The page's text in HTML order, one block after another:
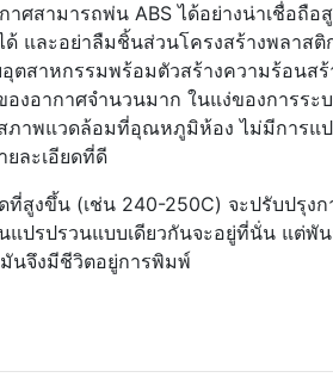
ศสามารถพ่น ABS ได้อย่างน่าเชื่อถือ
ด้ และอย่าลืมชิ้นส่วนโครงสร้างพลาส
ตสาหกรรมพร้อมตัวสร้างความร้อนส
องอากาศจำนวนมาก ในแง่ของการร
ภาพแวดล้อมที่อุณหภูมิห้อง ไม่มีการแป
ยละเอียดที่ดี
งขึ้น (เช่น 240-250C) จะปรับปรุงกา
แปรปรวนแบบเดียวกันจะอยู่ที่นั่น แต่พั
นจึงมีชีวิตอยู่การพิมพ์